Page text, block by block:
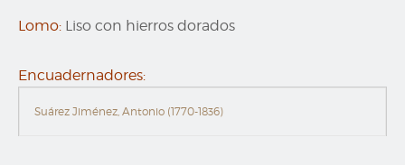
Lomo: Liso con hierros dorados
Encuadernadores:
Suárez Jiménez, Antonio (1770-1836)